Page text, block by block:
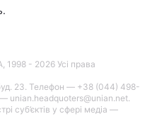
1998 - 2026 Усі права
23. Телефон — +38 (044) 498-
unian.headquoters@unian.net.
суб’єктів у сфері медіа —